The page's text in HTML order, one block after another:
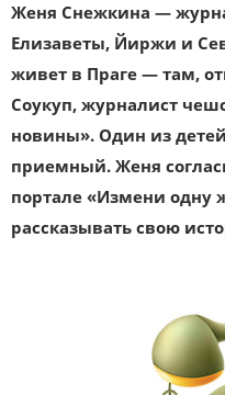
Женя Снежкина —
Елизаветы, Йиржи и
живет в Праге — там,
Соукуп, журналист
новины». Один из
приемный. Женя
портале «Измени одну
рассказывать свою